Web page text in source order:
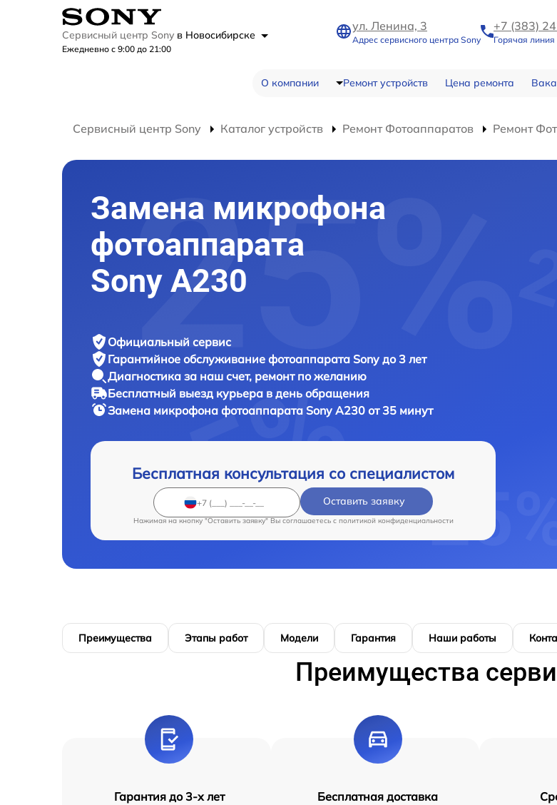
Сервисный центр Sony в Новосибирске
Ежедневно с 9:00 до 21:00
ул. Ленина, 3
Адрес сервисного центра Sony
+7 (383)
Горячая линия
О компании Ремонт устройств Цена ремонта
Сервисный центр Sony Каталог устройств Ремонт Фотоаппаратов Ремонт
Замена микрофона
фотоаппарата
Sony A230
Официальный сервис
Гарантийное обслуживание фотоаппарата Sony до 3 лет
Диагностика за наш счет, ремонт по желанию
Бесплатный выезд курьера в день обращения
Замена микрофона фотоаппарата Sony A230 от 35 минут
Бесплатная консультация со специалистом
Оставить заявку
Нажимая на кнопку "Оставить заявку" Вы соглашаетесь c политикой конфиденциальности
Преимущества Этапы работ Модели Гарантия Наши работы
Преимущества
Гарантия до 3-х лет Бесплатная доставка